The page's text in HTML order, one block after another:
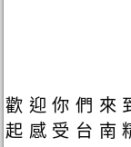
歡迎你們來
起感受台南